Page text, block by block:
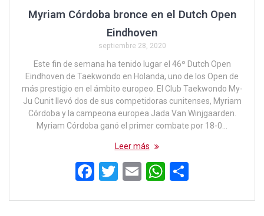
Myriam Córdoba bronce en el Dutch Open
Eindhoven
septiembre 28, 2020
Este fin de semana ha tenido lugar el 46º Dutch Open
Eindhoven de Taekwondo en Holanda, uno de los Open de
más prestigio en el ámbito europeo. El Club Taekwondo My-
Ju Cunit llevó dos de sus competidoras cunitenses, Myriam
Córdoba y la campeona europea Jada Van Winjgaarden.
Myriam Córdoba ganó el primer combate por 18-0…
Leer más
F
T E W